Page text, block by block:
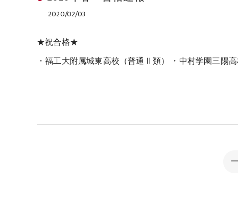
2020/02/03
★祝合格★
・福工大附属城東高校（普通Ⅱ類） ・中村学園三陽